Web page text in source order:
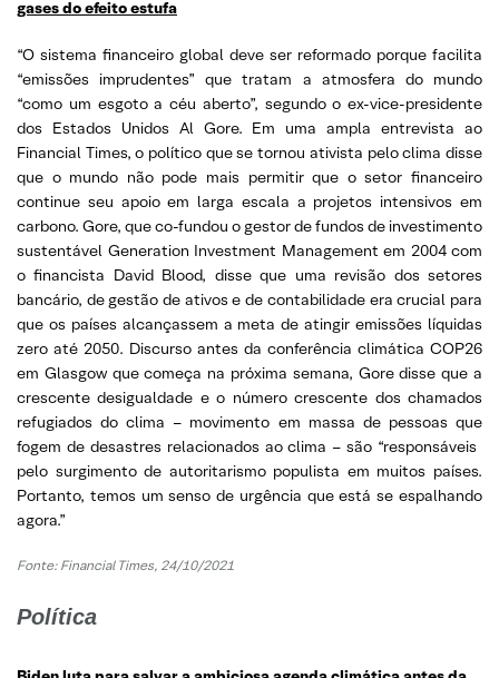
gases do efeito estufa
“O sistema financeiro global deve ser reformado porque facilita
“emissões imprudentes” que tratam a atmosfera do mundo
“como um esgoto a céu aberto”, segundo o ex-vice-presidente
dos Estados Unidos Al Gore. Em uma ampla entrevista ao
Financial Times, o político que se tornou ativista pelo clima disse
que o mundo não pode mais permitir que o setor financeiro
continue seu apoio em larga escala a projetos intensivos em
carbono. Gore, que co-fundou o gestor de fundos de investimento
sustentável Generation Investment Management em 2004 com
o financista David Blood, disse que uma revisão dos setores
bancário, de gestão de ativos e de contabilidade era crucial para
que os países alcançassem a meta de atingir emissões líquidas
zero até 2050. Discurso antes da conferência climática COP26
em Glasgow que começa na próxima semana, Gore disse que a
crescente desigualdade e o número crescente dos chamados
refugiados do clima – movimento em massa de pessoas que
fogem de desastres relacionados ao clima – são “responsáveis ​​
pelo surgimento de autoritarismo populista em muitos países.
Portanto, temos um senso de urgência que está se espalhando
agora.”
Fonte: Financial Times, 24/10/2021
Política